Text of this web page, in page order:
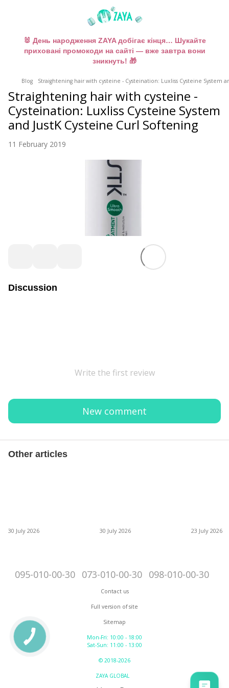
🐰 День народження ZAYA добігає кінця… Шукайте
приховані промокоди на сайті — вже завтра вони
зникнуть! 🎁
Blog Straightening hair with cysteine - Cysteination: Luxliss Cysteine System
Straightening hair with cysteine -
Cysteination: Luxliss Cysteine System
and JustK Cysteine Curl Softening
11 February 2019
Discussion
Write the first review
New comment
Other articles
30 July 2026 30 July 2026 23 July 2026
095-010-00-30 073-010-00-30 098-010-00-30
Contact us
Full version of site
Sitemap
Mon-Fri: 10:00 - 18:00
Sat-Sun: 11:00 - 13:00
© 2018-2026
ZAYA GLOBAL